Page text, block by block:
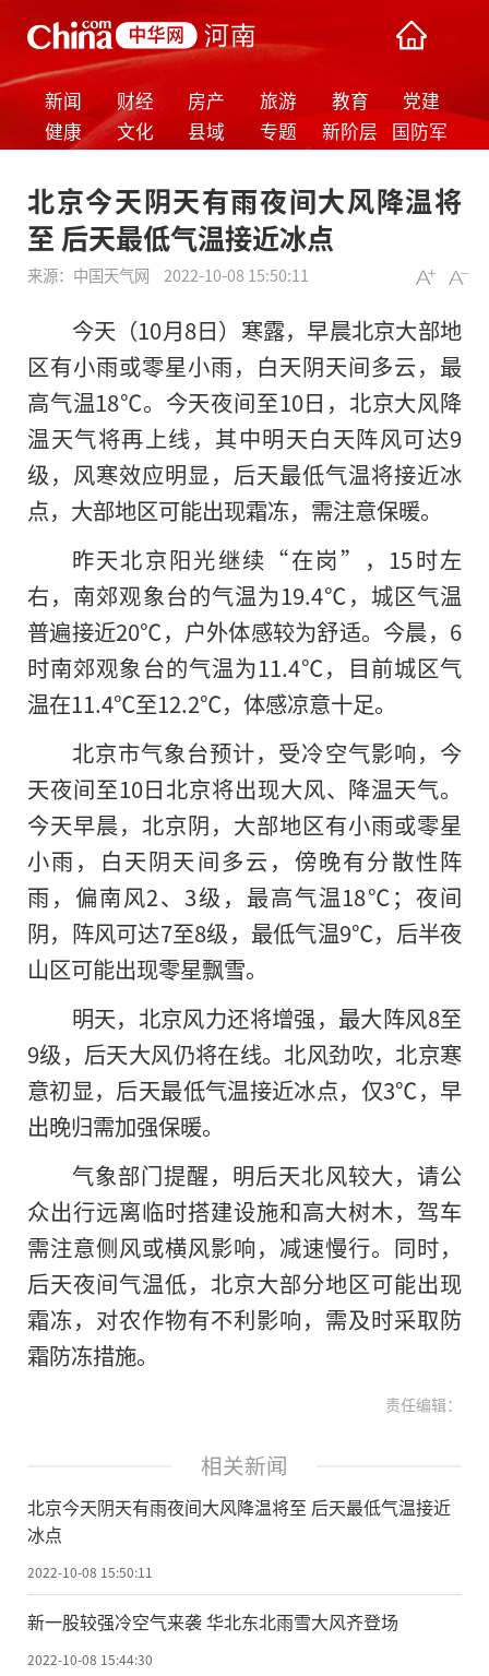
新闻 财经 房产 旅游 教育
党建
健康
文化 县域 专题 新阶层
国防军
北京今天阴天有雨夜间大风降温将
至 后天最低气温接近冰点
来源： 中国天气网 2022-10-08 15:50:11
今天（10月8日）寒露，早晨北京大部地
区有小雨或零星小雨，白天阴天间多云，最
高气温18℃。今天夜间至10日，北京大风降
温天气将再上线，其中明天白天阵风可达9
级，风寒效应明显，后天最低气温将接近冰
点，大部地区可能出现霜冻，需注意保暖。
昨天北京阳光继续“在岗”，15时左
右，南郊观象台的气温为19.4℃，城区气温
普遍接近20℃，户外体感较为舒适。今晨，6
时南郊观象台的气温为11.4℃，目前城区气
温在11.4℃至12.2℃，体感凉意十足。
北京市气象台预计，受冷空气影响，今
天夜间至10日北京将出现大风、降温天气。
今天早晨，北京阴，大部地区有小雨或零星
小雨，白天阴天间多云，傍晚有分散性阵
雨，偏南风2、3级，最高气温18℃；夜间
阴，阵风可达7至8级，最低气温9℃，后半夜
山区可能出现零星飘雪。
明天，北京风力还将增强，最大阵风8至
9级，后天大风仍将在线。北风劲吹，北京寒
意初显，后天最低气温接近冰点，仅3℃，早
出晚归需加强保暖。
气象部门提醒，明后天北风较大，请公
众出行远离临时搭建设施和高大树木，驾车
需注意侧风或横风影响，减速慢行。同时，
后天夜间气温低，北京大部分地区可能出现
霜冻，对农作物有不利影响，需及时采取防
霜防冻措施。
责任编辑：
相关新闻
北京今天阴天有雨夜间大风降温将至 后天最低气温接近
冰点
2022-10-08 15:50:11
新一股较强冷空气来袭 华北东北雨雪大风齐登场
2022-10-08 15:44:30